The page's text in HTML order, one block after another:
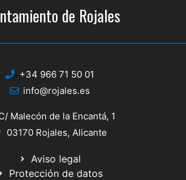
de Rojales
+34 966 71 50 01
info@rojales.es
Malecón de la Encantá, 1
03170 Rojales, Alicante
Aviso legal
Protección de datos